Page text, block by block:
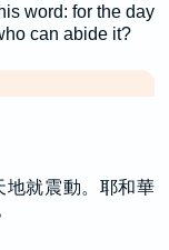
word: for the day
can abide it?
地就震動。耶和華